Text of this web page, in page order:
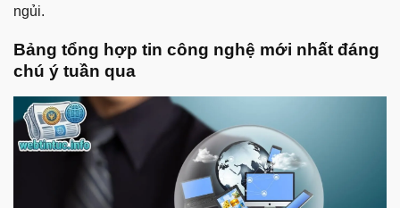
ngủi.
Bảng tổng hợp tin công nghệ mới nhất đáng
chú ý tuần qua